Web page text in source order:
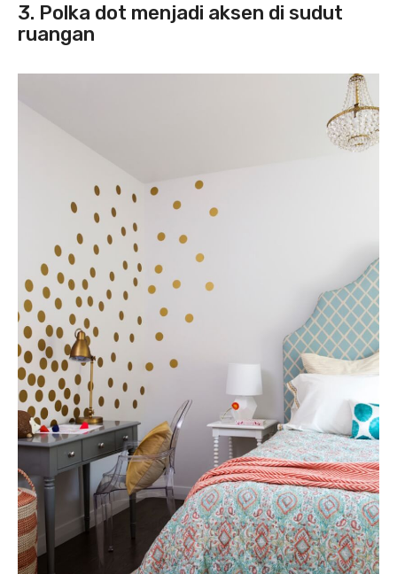
3. Polka dot menjadi aksen di sudut
ruangan